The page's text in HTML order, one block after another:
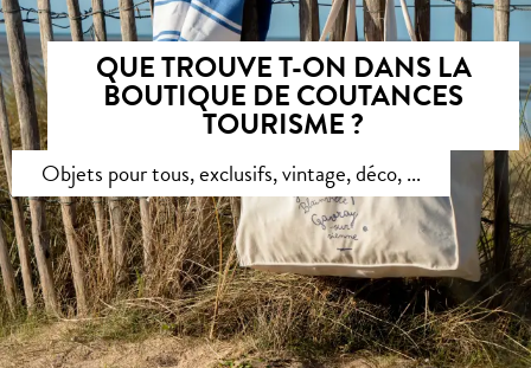
QUE TROUVE T-ON DANS LA
BOUTIQUE DE COUTANCES
TOURISME ?
Objets pour tous, exclusifs, vintage, déco, ...